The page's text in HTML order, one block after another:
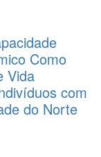
Como
Vida
com
do Norte